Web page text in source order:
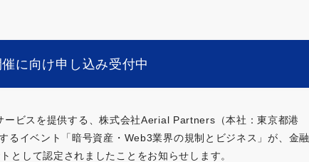
に向け申し込み受付中
ービスを提供する、株式会社Aerial Partners（本社：東京都港
イベント「暗号資産・Web3業界の規制とビジネス」が、金融
して認定されましたことをお知らせします。